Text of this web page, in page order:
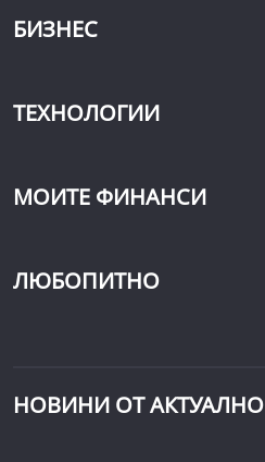
БИЗНЕС
ТЕХНОЛОГИИ
МОИТЕ ФИНАНСИ
ЛЮБОПИТНО
НОВИНИ ОТ АКТУАЛНО